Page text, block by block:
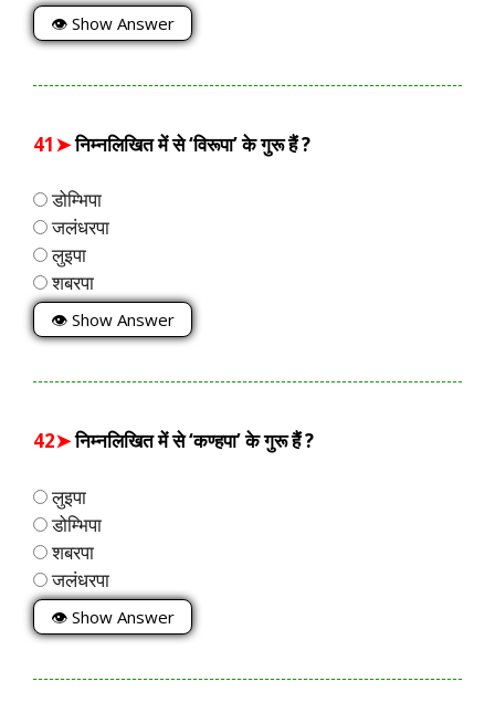
👁 Show Answer
41➤निम्नलिखित में से ‘विरूपा’ के गुरू हैं ?
डोम्भिपा
जलंधरपा
लुइपा
शबरपा
👁 Show Answer
42➤निम्नलिखित में से ‘कण्हपा’ के गुरू हैं ?
लुइपा
डोम्भिपा
शबरपा
जलंधरपा
👁 Show Answer